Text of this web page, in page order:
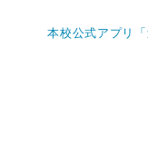
本校公式アプリ